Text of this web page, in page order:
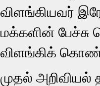
விளங்கியவர்
மக்களின் பேச்சு
விளங்கிக்
முதல் அறிவியல்